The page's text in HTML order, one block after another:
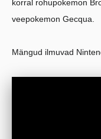
korral rohupokemon
veepokemon Gecqua.
Mängud ilmuvad